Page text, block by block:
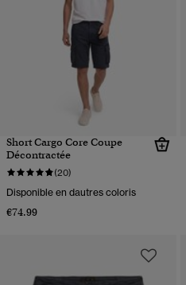
Short Cargo Core Coupe
Décontractée
(20)
Disponible en dautres coloris
€74.99